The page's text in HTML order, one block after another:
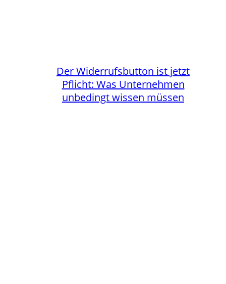
Der Widerrufsbutton ist jetzt
Pflicht: Was Unternehmen
unbedingt wissen müssen